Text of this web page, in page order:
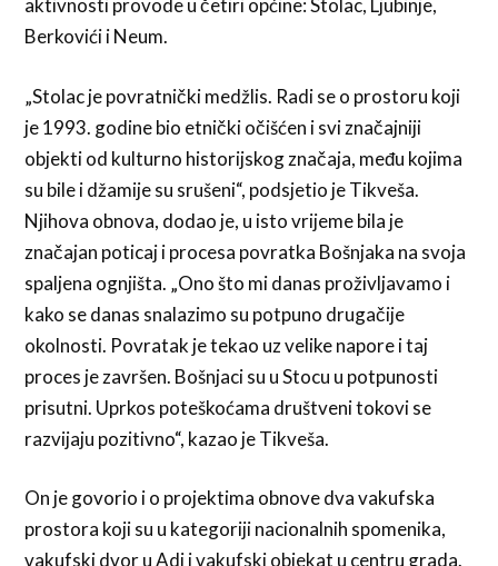
aktivnosti provode u četiri općine: Stolac, Ljubinje,
Berkovići i Neum.
„Stolac je povratnički medžlis. Radi se o prostoru koji
je 1993. godine bio etnički očišćen i svi značajniji
objekti od kulturno historijskog značaja, među kojima
su bile i džamije su srušeni“, podsjetio je Tikveša.
Njihova obnova, dodao je, u isto vrijeme bila je
značajan poticaj i procesa povratka Bošnjaka na svoja
spaljena ognjišta. „Ono što mi danas proživljavamo i
kako se danas snalazimo su potpuno drugačije
okolnosti. Povratak je tekao uz velike napore i taj
proces je završen. Bošnjaci su u Stocu u potpunosti
prisutni. Uprkos poteškoćama društveni tokovi se
razvijaju pozitivno“, kazao je Tikveša.
On je govorio i o projektima obnove dva vakufska
prostora koji su u kategoriji nacionalnih spomenika,
vakufski dvor u Adi i vakufski objekat u centru grada.